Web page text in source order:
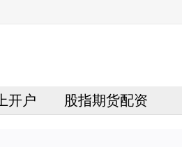
开户 股指期货配资